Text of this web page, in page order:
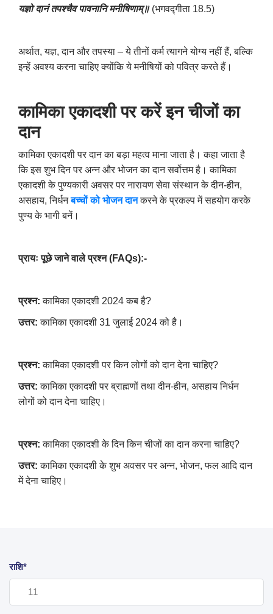
यज्ञो दानं तपश्चैव पावनानि मनीषिणाम्॥ (भगवद्गीता 18.5)
अर्थात,यज्ञ,दान और तपस्या – ये तीनों कर्म त्यागने योग्य नहीं हैं,बल्कि
इन्हें अवश्य करना चाहिए क्योंकि ये मनीषियों को पवित्र करते हैं।
कामिका एकादशी पर करें इन चीजों का
दान
कामिका एकादशी पर दान का बड़ा महत्व माना जाता है। कहा जाता है
कि इस शुभ दिन पर अन्न और भोजन का दान सर्वोत्तम है। कामिका
एकादशी के पुण्यकारी अवसर पर नारायण सेवा संस्थान के दीन-हीन,
असहाय,निर्धनबच्चों को भोजन दानकरने के प्रकल्प में सहयोग करके
पुण्य के भागी बनें।
प्रायः पूछे जाने वाले प्रश्न (FAQs):-
प्रश्न: कामिका एकादशी 2024 कब है?
उत्तर: कामिका एकादशी 31 जुलाई 2024 को है।
प्रश्न: कामिका एकादशी पर किन लोगों को दान देना चाहिए?
उत्तर: कामिका एकादशी पर ब्राह्मणों तथा दीन-हीन, असहाय निर्धन
लोगों को दान देना चाहिए।
प्रश्न: कामिका एकादशी के दिन किन चीजों का दान करना चाहिए?
उत्तर: कामिका एकादशी के शुभ अवसर पर अन्न, भोजन,फल आदि दान
में देना चाहिए।
राशि*